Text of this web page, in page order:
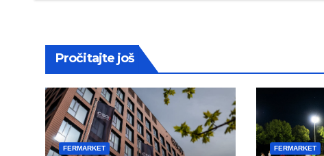
Pročitajte još
FERMARKET FERMARKET